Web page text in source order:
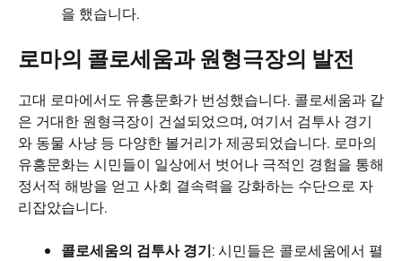
을 했습니다.
로마의 콜로세움과 원형극장의 발전
고대 로마에서도 유흥문화가 번성했습니다. 콜로세움과 같
은 거대한 원형극장이 건설되었으며, 여기서 검투사 경기
와 동물 사냥 등 다양한 볼거리가 제공되었습니다. 로마의
유흥문화는 시민들이 일상에서 벗어나 극적인 경험을 통해
정서적 해방을 얻고 사회 결속력을 강화하는 수단으로 자
리잡았습니다.
콜로세움의 검투사 경기: 시민들은 콜로세움에서 펼